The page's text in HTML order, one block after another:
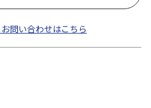
問い合わせはこちら